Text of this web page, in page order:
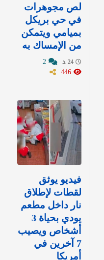
لص مجوهرات
في حي بريكل
بميامي ويتمكن
من الإمساك به
فيديو يوثق
لقطات لإطلاق
نار داخل مطعم
يودي بحياة 3
أشخاص ويصيب
7 آخرين في
أمريكا